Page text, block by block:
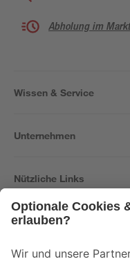
Abholung im
Wissen & Service
Unternehmen
Nützliche Links
Der toom Newsletter: Keine